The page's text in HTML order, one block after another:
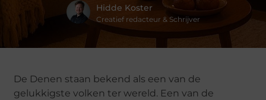
Hidde Koster
Creatief redacteur & Schrijver
De Denen staan bekend als een van de
gelukkigste volken ter wereld. Een van de